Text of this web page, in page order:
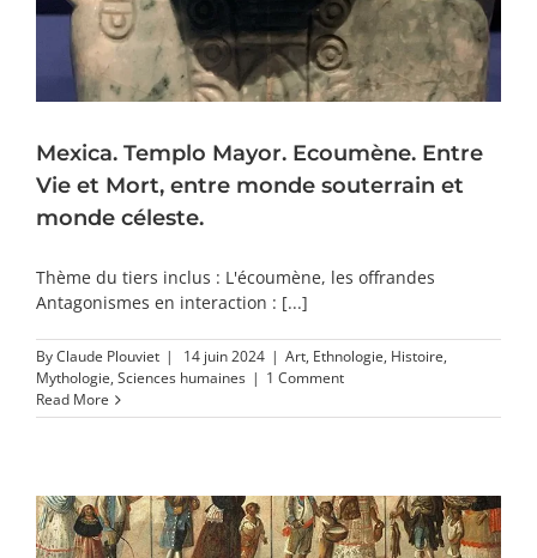
Mexica. Templo Mayor. Ecoumène. Entre
Vie et Mort, entre monde souterrain et
monde céleste.
Thème du tiers inclus : L'écoumène, les offrandes
Antagonismes en interaction : [...]
ByClaude Plouviet | 14 juin 2024 | Art, Ethnologie, Histoire,
Mythologie, Sciences humaines | 1 Comment
Read More